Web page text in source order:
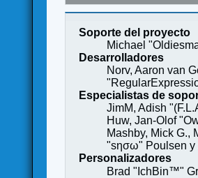
Soporte del proyecto
Michael
Desarrolladores
Norv, Aaron van
Especialistas de
JimM, Adish
Huw, Jan-Olof
Mashby, Mick G.,
"sησω" Poulsen y
Personalizadores
Brad "IchBin™"